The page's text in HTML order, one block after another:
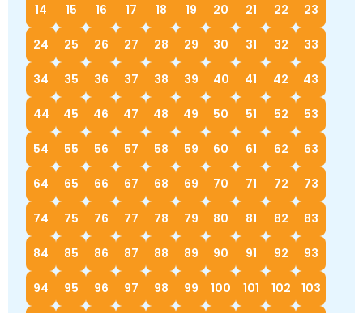
14 15 16 17 18 19 20 21 22 23
24 25 26 27 28 29 30 31 32 33
34 35 36 37 38 39 40 41 42 43
44 45 46 47 48 49 50 51 52 53
54 55 56 57 58 59 60 61 62 63
64 65 66 67 68 69 70 71 72 73
74 75 76 77 78 79 80 81 82 83
84 85 86 87 88 89 90 91 92 93
94 95 96 97 98 99 100 101 102 103